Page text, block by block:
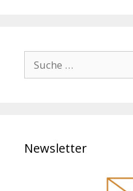
a
Newsletter